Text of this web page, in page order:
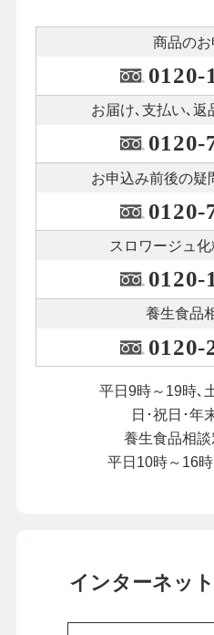
商品の
0120-
お届け､支払い､ 返
0120-
お申込み前後の疑
0120-
スロワージュ化
0120-
養生食品
0120-
平日9時～19時､
日･祝日･年
養生食品相談
平日10時～16
インターネッ